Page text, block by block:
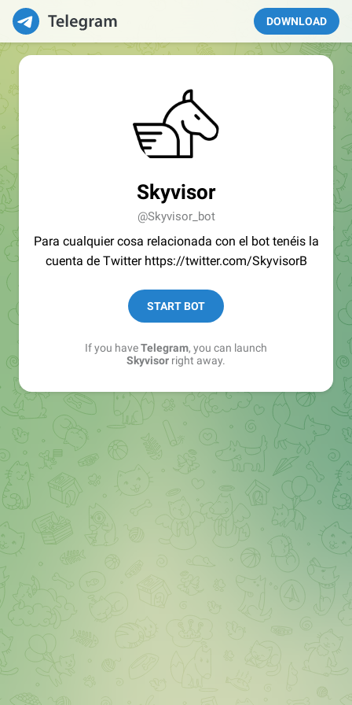
DOWNLOAD
Skyvisor
@Skyvisor_bot
Para cualquier cosa relacionada con el bot tenéis la
cuenta de Twitter https://twitter.com/SkyvisorB
START BOT
If you haveTelegram, you can launch
Skyvisor right away.